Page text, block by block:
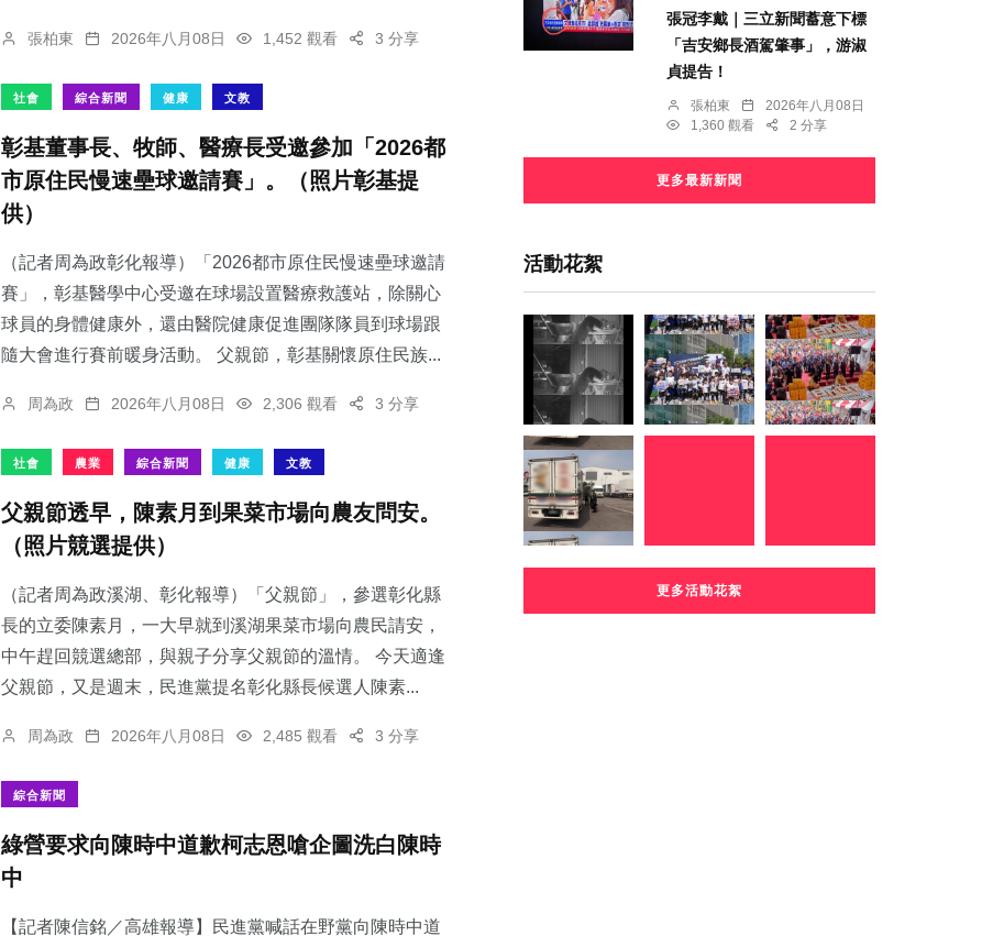
張柏東 2026年八月08日 1,452 觀看 3 分享
社會 綜合新聞 健康 文教
彰基董事長、牧師、醫療長受邀參加「2026都
市原住民慢速壘球邀請賽」。（照片彰基提
供）
（記者周為政彰化報導）「2026都市原住民慢速壘球邀請
賽」，彰基醫學中心受邀在球場設置醫療救護站，除關心
球員的身體健康外，還由醫院健康促進團隊隊員到球場跟
隨大會進行賽前暖身活動。 父親節，彰基關懷原住民族...
周為政 2026年八月08日 2,306 觀看 3 分享
社會 農業 綜合新聞 健康 文教
父親節透早，陳素月到果菜市場向農友問安。
（照片競選提供）
（記者周為政溪湖、彰化報導）「父親節」，參選彰化縣
長的立委陳素月，一大早就到溪湖果菜市場向農民請安，
中午趕回競選總部，與親子分享父親節的溫情。 今天適逢
父親節，又是週末，民進黨提名彰化縣長候選人陳素...
周為政 2026年八月08日 2,485 觀看 3 分享
綜合新聞
綠營要求向陳時中道歉柯志恩嗆企圖洗白陳時
中
【記者陳信銘／高雄報導】民進黨喊話在野黨向陳時中道
張冠李戴｜三立新聞蓄意下標
「吉安鄉長酒駕肇事」，游淑
貞提告！
張柏東
2026年八月08日
1,360 觀看
2 分享
更多最新新聞
活動花絮
更多活動花絮